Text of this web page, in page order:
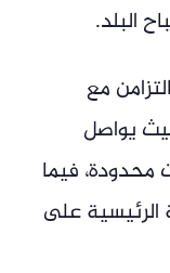
البلد.
مع
يواصل
محدودة، فيما
الرئيسية على